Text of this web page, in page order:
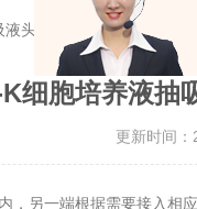
头套件组使用方法
细胞培养液抽
更新时间
另一端根据需要接入相